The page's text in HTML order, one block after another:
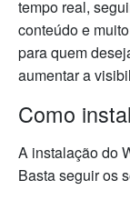
tempo real,
conteúdo e
para quem
aumentar a
Como
A instalação do
Basta seguir os